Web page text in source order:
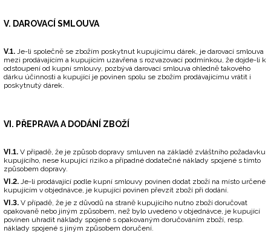
V. DAROVACÍ SMLOUVA
V.1. Je-li společně se zbožím poskytnut kupujícímu dárek, je darovací smlouva
mezi prodávajícím a kupujícím uzavřena s rozvazovací podmínkou, že dojde-li k
odstoupení od kupní smlouvy, pozbývá darovací smlouva ohledně takového
dárku účinnosti a kupující je povinen spolu se zbožím prodávajícímu vrátit i
poskytnutý dárek.
VI. PŘEPRAVA A DODÁNÍ ZBOŽÍ
VI.1. V případě, že je způsob dopravy smluven na základě zvláštního požadavku
kupujícího, nese kupující riziko a případné dodatečné náklady spojené s tímto
způsobem dopravy.
VI.2. Je-li prodávající podle kupní smlouvy povinen dodat zboží na místo určené
kupujícím v objednávce, je kupující povinen převzít zboží při dodání.
VI.3. V případě, že je z důvodů na straně kupujícího nutno zboží doručovat
opakovaně nebo jiným způsobem, než bylo uvedeno v objednávce, je kupující
povinen uhradit náklady spojené s opakovaným doručováním zboží, resp.
náklady spojené s jiným způsobem doručení.